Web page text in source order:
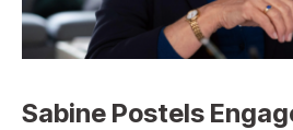
Sabine Postels